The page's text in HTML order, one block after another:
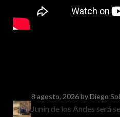
8 agosto, 2026by Diego
Junín de los Andes será